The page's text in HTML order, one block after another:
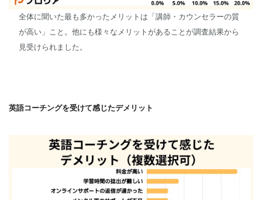
全体に聞いた最も多かったメリットは「講師・カウンセラーの質
が高い」こと。他にも様々なメリットがあることが調査結果から
見受けられました。
英語コーチングを受けて感じたデメリット